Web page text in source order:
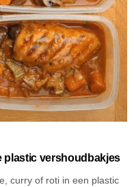
plastic vershoudbakjes
curry of roti in een plastic